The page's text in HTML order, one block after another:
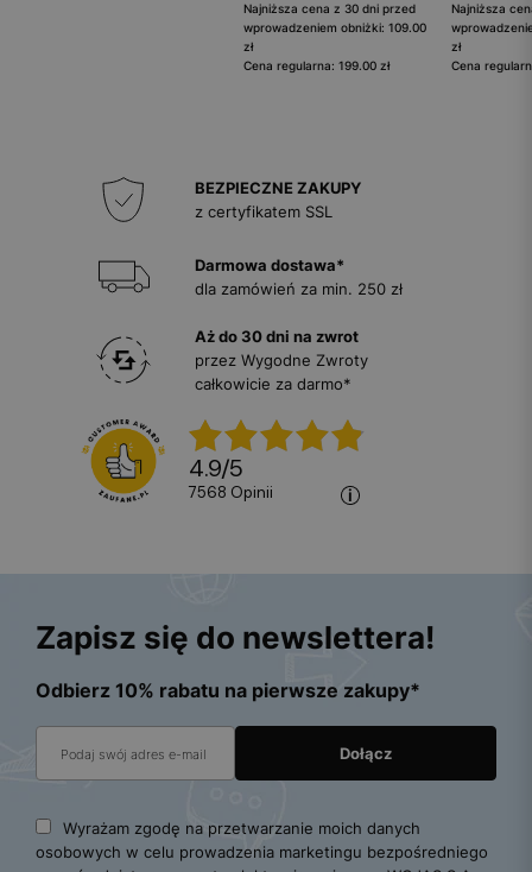
Najniższa cena z 30 dni przed
wprowadzeniem obniżki: 109.00
zł
Cena regularna: 199.00 zł
Najniższa
zł
Cena
BEZPIECZNE ZAKUPY
z certyfikatem SSL
Darmowa dostawa*
dla zamówień za min. 250 zł
Aż do 30 dni na zwrot
przez Wygodne Zwroty
całkowicie za darmo*
4.9/5
7568 opinii
Zapisz się do newslettera!
Odbierz 10% rabatu na pierwsze zakupy*
Wyrażam zgodę na przetwarzanie moich danych
osobowych w celu prowadzenia marketingu bezpośredniego